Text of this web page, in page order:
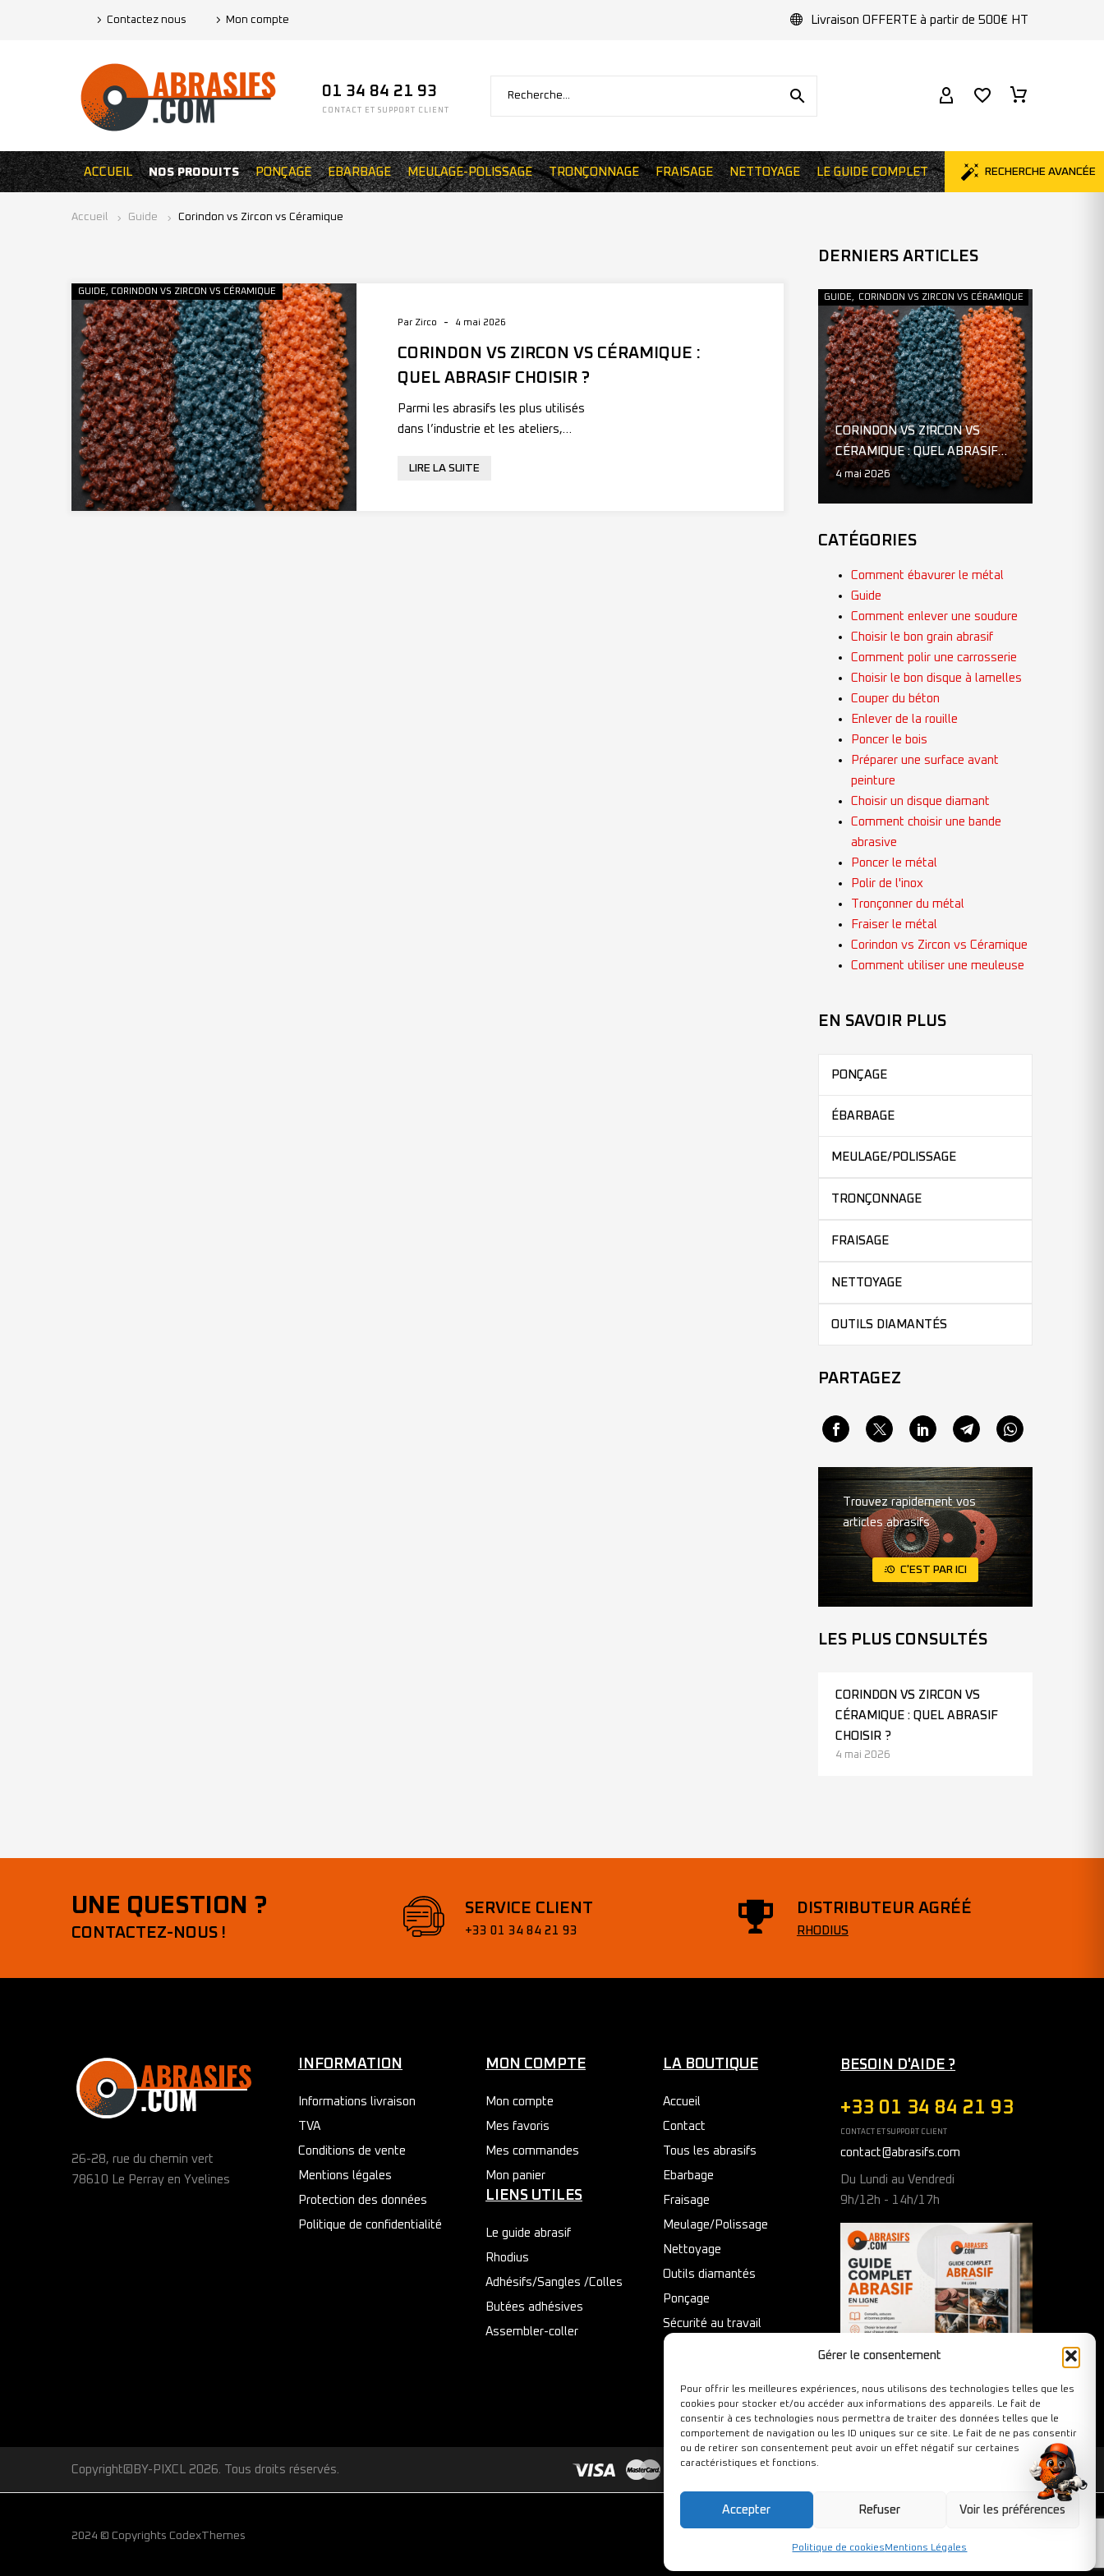
Gérer le consentement
Pour offrir les meilleures expériences, nous utilisons des technologies telles que les
cookies pour stocker et/ou accéder aux informations des appareils. Le fait de
consentir à ces technologies nous permettra de traiter des données telles que le
comportement de navigation ou les ID uniques sur ce site. Le fait de ne pas consentir
ou de retirer son consentement peut avoir un effet négatif sur certaines
caractéristiques et fonctions.
Accepter Refuser Voir les préférences
Politique de cookies Mentions Légales
Contactez nous Mon compte Livraison OFFERTE à partir de 500€ HT
01 34 84 21 93
CONTACT ET SUPPORT CLIENT
ACCUEIL NOS PRODUITS PONÇAGE EBARBAGE MEULAGE-POLISSAGE TRONÇONNAGE FRAISAGE NETTOYAGE LE GUIDE COMPLET RECHERCHE AVANCÉE
Accueil Guide Corindon vs Zircon vs Céramique
GUIDE CORINDON VS ZIRCON VS CÉRAMIQUE
Par Zirco - 4 mai 2026
CORINDON VS ZIRCON VS CÉRAMIQUE :
QUEL ABRASIF CHOISIR ?
Parmi les abrasifs les plus utilisés
dans l’industrie et les ateliers,
lezircon
LIRE LA SUITE
DERNIERS ARTICLES
GUIDE CORINDON VS ZIRCON VS CÉRAMIQUE
CORINDON VS ZIRCON VS
CÉRAMIQUE : QUEL ABRASIF
CHOISIR ?
4 mai 2026
CATÉGORIES
Comment ébavurer le métal
Guide
Comment enlever une soudure
Choisir le bon grain abrasif
Comment polir une carrosserie
Choisir le bon disque à lamelles
Couper du béton
Enlever de la rouille
Poncer le bois
Préparer une surface avant
peinture
Choisir un disque diamant
Comment choisir une bande
abrasive
Poncer le métal
Polir de l'inox
Tronçonner du métal
Fraiser le métal
Corindon vs Zircon vs Céramique
Comment utiliser une meuleuse
EN SAVOIR PLUS
PONÇAGE
ÉBARBAGE
MEULAGE/POLISSAGE
TRONÇONNAGE
FRAISAGE
NETTOYAGE
OUTILS DIAMANTÉS
PARTAGEZ
Trouvez rapidement vos
articles abrasifs
C'EST PAR ICI
LES PLUS CONSULTÉS
CORINDON VS ZIRCON VS
CÉRAMIQUE : QUEL ABRASIF
CHOISIR ?
4 mai 2026
UNE QUESTION ?
CONTACTEZ-NOUS !
SERVICE CLIENT
+33 01 34 84 21 93
DISTRIBUTEUR AGRÉÉ
RHODIUS
26-28, rue du chemin vert
78610 Le Perray en Yvelines
INFORMATION
Informations livraison
TVA
Conditions de vente
Mentions légales
Protection des données
Politique de confidentialité
MON COMPTE
Mon compte
Mes favoris
Mes commandes
Mon panier
LIENS UTILES
Le guide abrasif
Rhodius
Adhésifs/Sangles /Colles
Butées adhésives
Assembler-coller
LA BOUTIQUE
Accueil
Contact
Tous les abrasifs
Ebarbage
Fraisage
Meulage/Polissage
Nettoyage
Outils diamantés
Ponçage
Sécurité au travail
BESOIN D'AIDE ?
+33 01 34 84 21 93
CONTACT ET SUPPORT CLIENT
contact@abrasifs.com
Du Lundi au Vendredi
9h/12h - 14h/17h
Copyright©BY-PIXCL 2026. Tous droits réservés.
2024 © Copyrights CodexThemes